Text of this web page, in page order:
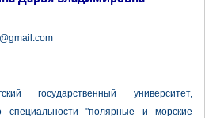
государственный университет,
специальности "полярные и морские